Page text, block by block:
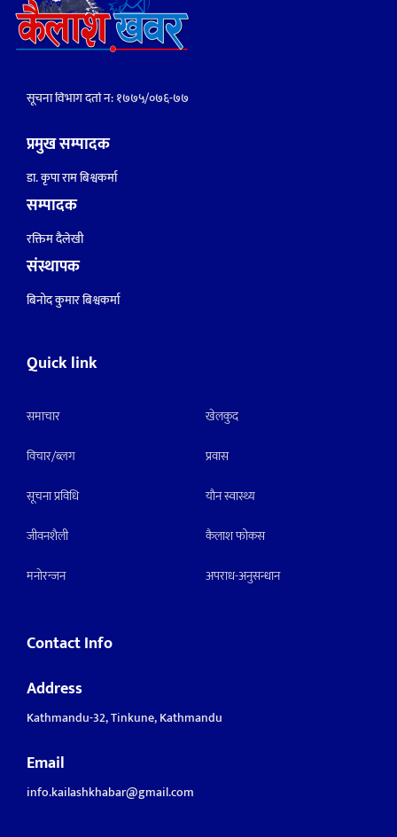
सूचना विभाग दर्ता नं: १७७५/०७६-७७
प्रमुख सम्पादक
डा. कृपा राम बिश्वकर्मा
सम्पादक
रक्तिम दैलेखी
संस्थापक
बिनोद कुमार बिश्वकर्मा
Quick link
समाचार
विचार/ब्लग
सूचना प्रविधि
जीवनशैली
मनाेरन्जन
खेलकुद
प्रवास
याैन स्वास्थ्य
कैलाश फोकस
अपराध-अनुसन्धान
Contact Info
Address
Kathmandu-32, Tinkune, Kathmandu
Email
info.kailashkhabar@gmail.com